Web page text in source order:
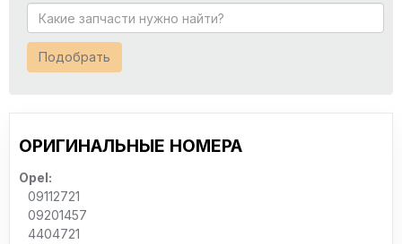
Подобрать
ОРИГИНАЛЬНЫЕ НОМЕРА
Opel:
09112721
09201457
4404721